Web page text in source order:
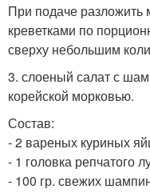
При подаче разложить
креветками по
сверху небольшим
3. слоеный салат с
корейской морковью.
Состав:
- 2 вареных куриных
- 1 головка репчатого
- 100 гр. свежих